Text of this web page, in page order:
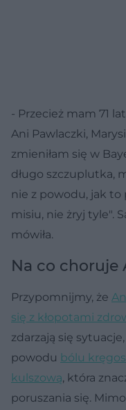
- Przecież mam 71
Ani Pawlaczki,
zmieniłam się w
długo szczuplutka,
nie z powodu, jak to
misiu, nie żryj tyle".
mówiła.
Na co choruje
Przypomnijmy, że
się z kłopotami
zdarzają się
powodu bólu
kulszową, która
poruszania się.